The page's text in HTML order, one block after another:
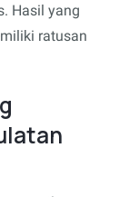
Hasil yang
ratusan